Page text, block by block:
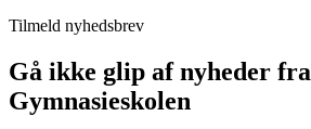
Tilmeld nyhedsbrev
Gå ikke glip af nyheder fra
Gymnasieskolen